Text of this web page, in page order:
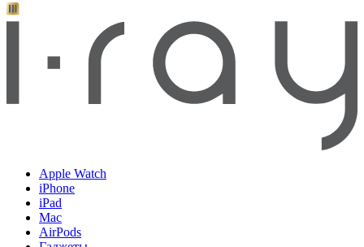
Apple Watch
iPhone
iPad
Mac
AirPods